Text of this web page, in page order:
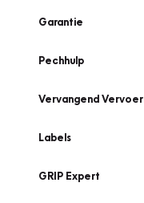
Garantie
Pechhulp
Vervangend Vervoer
Labels
GRIP Expert